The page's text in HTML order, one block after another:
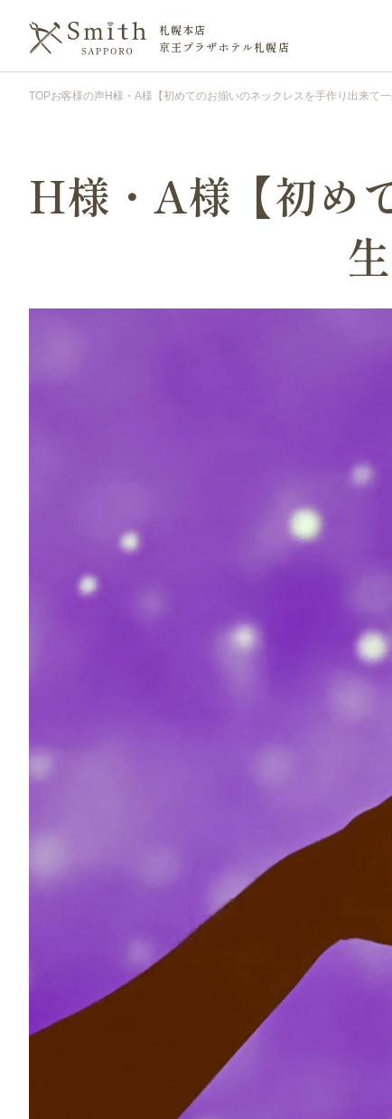
札幌本店
京王プラザホテル札幌店
TOPお客様の声 H様・A様【初めてのお揃いのネックレスを手作り出来て
H様・A様【初め